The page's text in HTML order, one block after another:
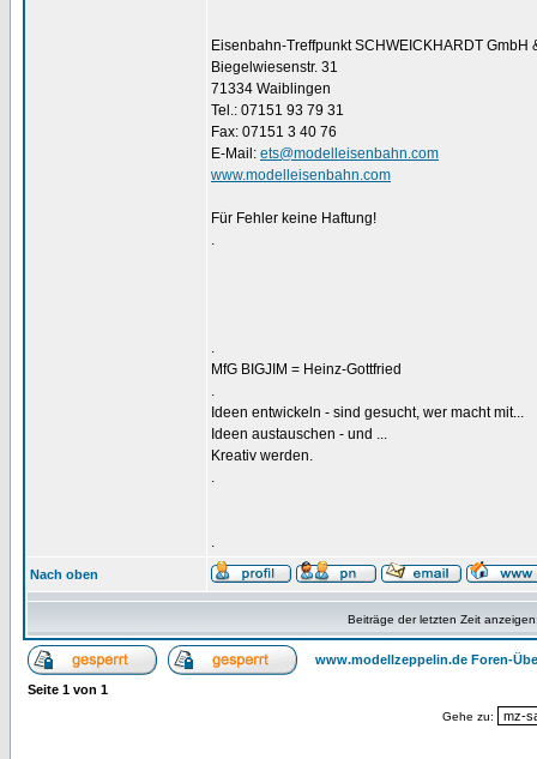
Eisenbahn-Treffpunkt SCHWEICKHARDT GmbH
Biegelwiesenstr. 31
71334 Waiblingen
Tel.: 07151 93 79 31
Fax: 07151 3 40 76
E-Mail: ets@modelleisenbahn.com
www.modelleisenbahn.com
Für Fehler keine Haftung!
.
.
MfG BIGJIM = Heinz-Gottfried
.
Ideen entwickeln - sind gesucht, wer macht mit...
Ideen austauschen - und ...
Kreativ werden.
.
.
Nach oben
Beiträge der letzten Zeit
www.modellzeppelin.de Foren-
Seite 1 von 1
Gehe zu: